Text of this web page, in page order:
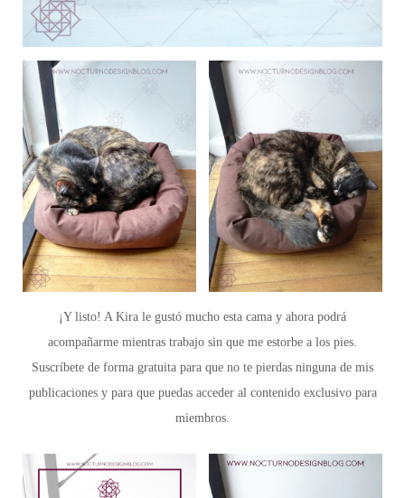
¡Y listo! A Kira le gustó mucho esta cama y ahora podrá
acompañarme mientras trabajo sin que me estorbe a los pies.
Suscríbete de forma gratuita para que no te pierdas ninguna de mis
publicaciones y para que puedas acceder al contenido exclusivo para
miembros.